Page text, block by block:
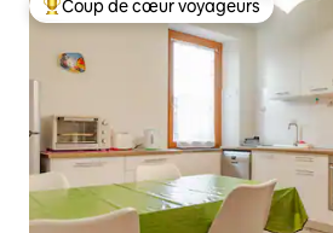
Coups de cœur voyageurs les plus
Coup de cœur voyageurs